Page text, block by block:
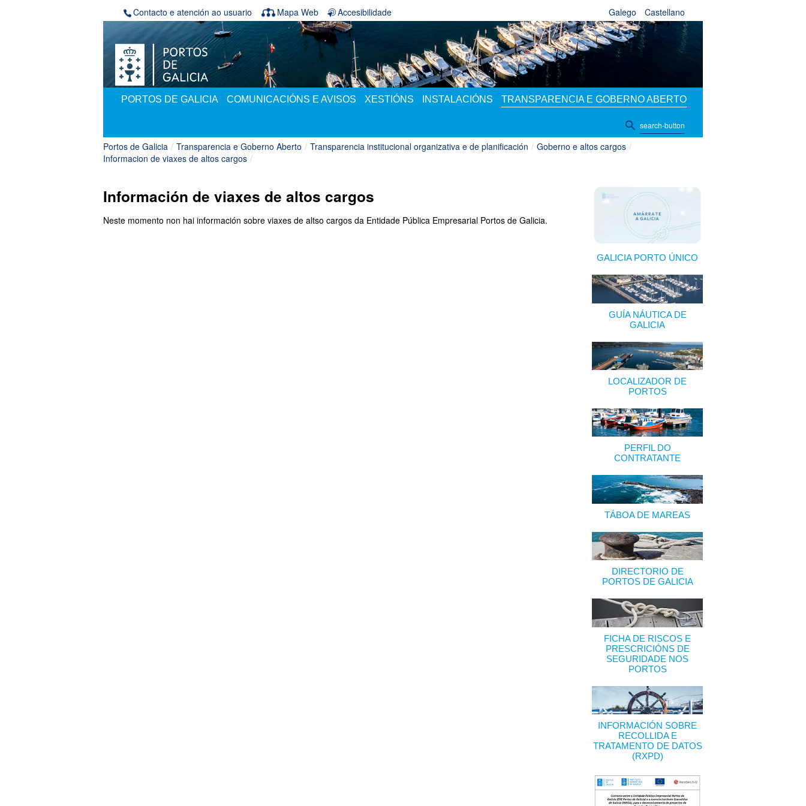
Contacto e atención ao usuario Mapa Web Accesibilidade Galego Castellano
PORTOS DE GALICIA COMUNICACIÓNS E AVISOS XESTIÓNS INSTALACIÓNS TRANSPARENCIA E GOBERNO ABERTO
search-button
Portos de Galicia / Transparencia e Goberno Aberto / Transparencia institucional organizativa e de planificación / Goberno e altos cargos /
Informacion de viaxes de altos cargos /
GALICIA PORTO ÚNICO
GUÍA NÁUTICA DE
GALICIA
LOCALIZADOR DE
PORTOS
PERFIL DO
CONTRATANTE
TÁBOA DE MAREAS
DIRECTORIO DE
PORTOS DE GALICIA
FICHA DE RISCOS E
PRESCRICIÓNS DE
SEGURIDADE NOS
PORTOS
INFORMACIÓN SOBRE
RECOLLIDA E
TRATAMENTO DE DATOS
(RXPD)
Información de viaxes de altos cargos
Neste momento non hai información sobre viaxes de altso cargos da Entidade Pública Empresarial Portos de Galicia.